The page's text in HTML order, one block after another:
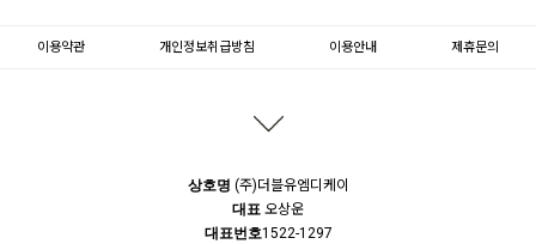
이용약관 개인정보취급방침 이용안내 제휴문의
상호명 (주)더블유엠디케이
대표 오상운
대표번호1522-1297